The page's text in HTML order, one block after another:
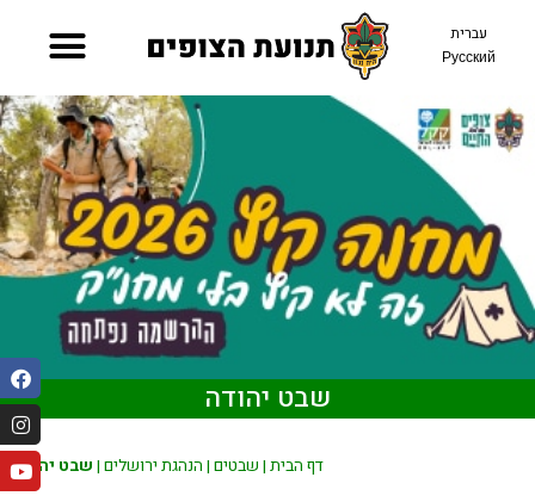
עברית
Русский
שבט יהודה
דף הבית | שבטים | הנהגת ירושלים | שבט יהודה